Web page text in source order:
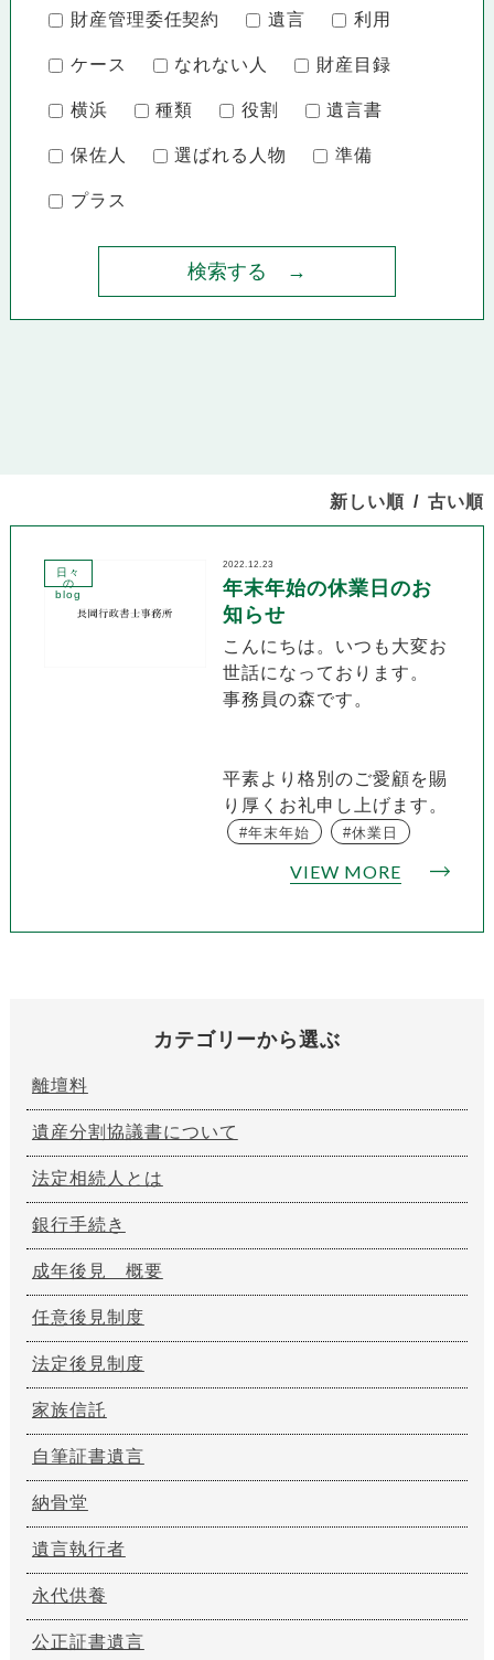
財産管理委任契約 遺言 利用
ケース なれない人 財産目録
横浜 種類 役割 遺言書
保佐人 選ばれる人物 準備
プラス
新しい順 古い順
日々
の
blog
2022.12.23
年末年始の休業日のお
知らせ
こんにちは。いつも大変お
世話になっております。
事務員の森です。
平素より格別のご愛顧を賜
り厚くお礼申し上げます。
年末年始 休業日
VIEW MORE
カテゴリーから選ぶ
離壇料
遺産分割協議書について
法定相続人とは
銀行手続き
成年後見 概要
任意後見制度
法定後見制度
家族信託
自筆証書遺言
納骨堂
遺言執行者
永代供養
公正証書遺言